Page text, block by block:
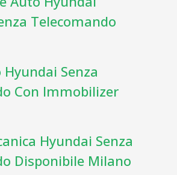
Telecomando
Senza
Con Immobilizer
Hyundai Senza
Disponibile Milano